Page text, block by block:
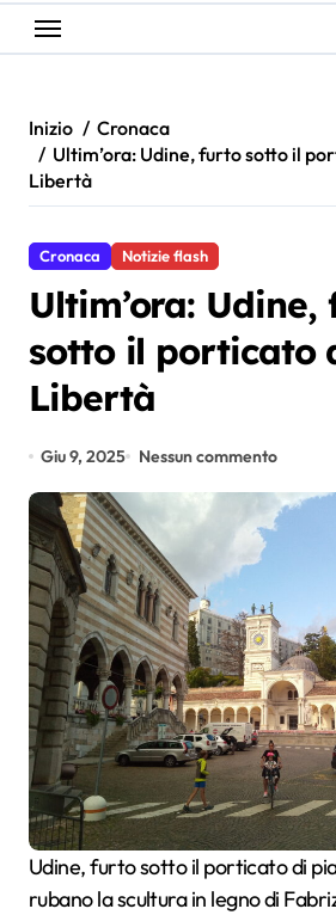
Inizio
Cronaca
Ultim’ora: Udine, furto sotto il
Libertà
Cronaca Notizie flash
Ultim’ora: Udine,
sotto il porticato
Libertà
Giu 9, 2025 Nessun commento
Udine, furto sotto il porticato di piazza Libertà: ladri
rubano la scultura in legno di